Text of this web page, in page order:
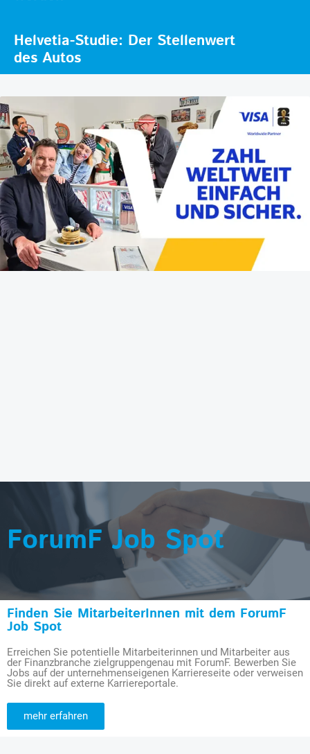
Helvetia-Studie: Der Stellenwert
des Autos
ForumF Job Spot
Finden Sie MitarbeiterInnen mit dem ForumF
Job Spot
Erreichen Sie potentielle Mitarbeiterinnen und Mitarbeiter aus
der Finanzbranche zielgruppengenau mit ForumF. Bewerben Sie
Jobs auf der unternehmenseigenen Karriereseite oder verweisen
Sie direkt auf externe Karriereportale.
mehr erfahren